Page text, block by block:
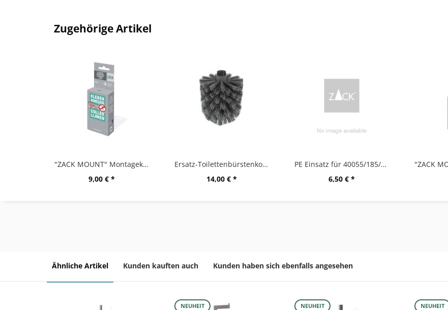
Zugehörige Artikel
"ZACK MOUNT" Montagekleber, 12g
9,00 € *
Ersatz-Toilettenbürstenkopf A
14,00 € *
PE Einsatz für 40055/185/191/255/382/856
6,50 € *
Ähnliche Artikel Kunden kauften auch Kunden haben sich ebenfalls angesehen
NEUHEIT NEUHEIT NEUHEIT